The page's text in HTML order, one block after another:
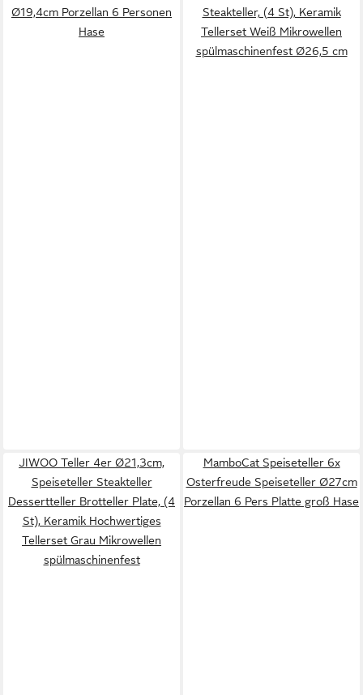
Ø19,4cm Porzellan 6 Personen
Hase
Steakteller, (4 St), Keramik
Tellerset Weiß Mikrowellen
spülmaschinenfest Ø26,5 cm
JIWOO Teller 4er Ø21,3cm,
Speiseteller Steakteller
Dessertteller Brotteller Plate, (4
St), Keramik Hochwertiges
Tellerset Grau Mikrowellen
spülmaschinenfest
MamboCat Speiseteller 6x
Osterfreude Speiseteller Ø27cm
Porzellan 6 Pers Platte groß Hase